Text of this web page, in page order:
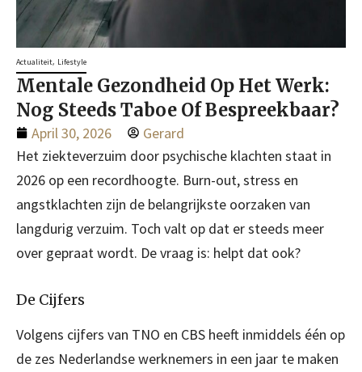
Actualiteit, Lifestyle
Mentale Gezondheid Op Het Werk:
Nog Steeds Taboe Of Bespreekbaar?
April 30, 2026
Gerard
Het ziekteverzuim door psychische klachten staat in
2026 op een recordhoogte. Burn-out, stress en
angstklachten zijn de belangrijkste oorzaken van
langdurig verzuim. Toch valt op dat er steeds meer
over gepraat wordt. De vraag is: helpt dat ook?
De Cijfers
Volgens cijfers van TNO en CBS heeft inmiddels één op
de zes Nederlandse werknemers in een jaar te maken